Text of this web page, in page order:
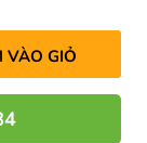
VÀO GIỎ